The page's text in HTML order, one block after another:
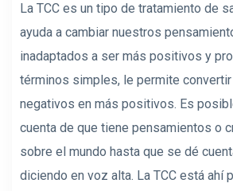
La TCC es un tipo de tratamiento de
ayuda a cambiar nuestros
inadaptados a ser más positivos y
términos simples, le permite
negativos en más positivos. Es
cuenta de que tiene pensamientos o
sobre el mundo hasta que se dé
diciendo en voz alta. La TCC está ahí